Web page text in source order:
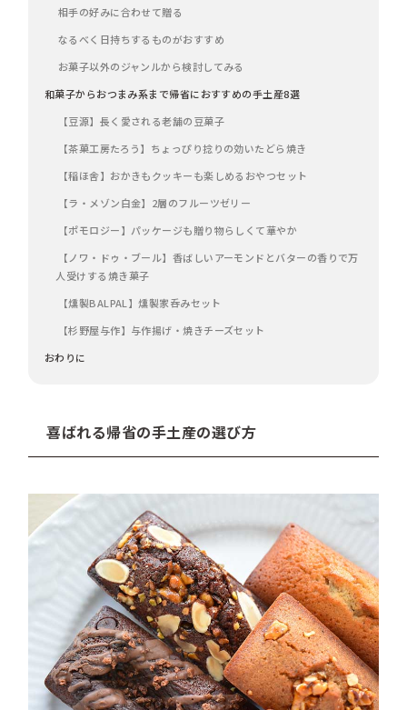
相手の好みに合わせて贈る
なるべく日持ちするものがおすすめ
お菓子以外のジャンルから検討してみる
和菓子からおつまみ系まで帰省におすすめの手土産8選
【豆源】長く愛される老舗の豆菓子
【茶菓工房たろう】ちょっぴり捻りの効いたどら焼き
【稲ほ舎】おかきもクッキーも楽しめるおやつセット
【ラ・メゾン白金】2層のフルーツゼリー
【ポモロジー】パッケージも贈り物らしくて華やか
【ノワ・ドゥ・ブール】香ばしいアーモンドとバターの香りで万
人受けする焼き菓子
【燻製BALPAL】燻製家呑みセット
【杉野屋与作】与作揚げ・焼きチーズセット
おわりに
喜ばれる帰省の手土産の選び方